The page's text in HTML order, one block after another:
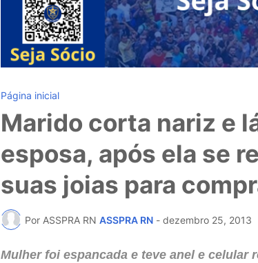
Página inicial
Marido corta nariz e
esposa, após ela se
suas joias para
Por ASSPRA RN ASSPRA RN - dezembro 25, 2013
Mulher foi espancada e teve anel e celular